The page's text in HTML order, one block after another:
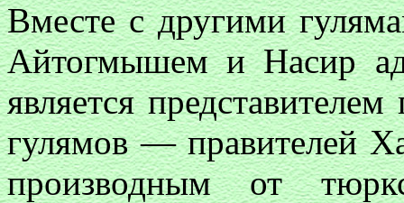
Вместе с другими
Айтогмышем и Насир
является
гулямов — правителей
производным от